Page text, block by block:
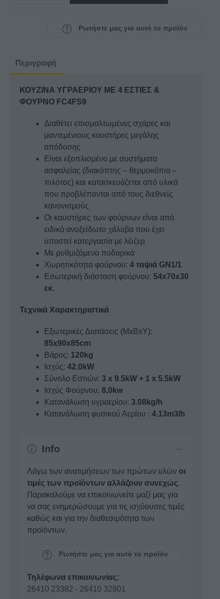
ΦΟΥΡΝΟ
SERGAS
ποσότητα
Ρωτήστε μας για αυτό το προϊόν
Περιγραφή
ΚΟΥΖΙΝΑ ΥΓΡΑΕΡΙΟΥ ΜΕ 4 ΕΣΤΙΕΣ &
ΦΟΥΡΝΟ FC4FS9
Διαθέτει επισμαλτωμένες σχάρες και
μαντεμένιους καυστήρες μεγάλης
απόδοσης
Είναι εξοπλισμένο με συστήματα
ασφαλείας (διακόπτης – θερμοκόπια –
πιλότος) και κατασκευάζεται από υλικά
που προβλέπονται από τους διεθνείς
κανονισμούς
Οι καυστήρες των φούρνων είναι από
ειδικό ανοξείδωτο χάλυβα που έχει
υποστεί κατεργασία με λέιζερ
Με ρυθμιζόμενα ποδαρικά
Χωρητικότητα φούρνου: 4 ταψιά GN1/1
Εσωτερική διάσταση φούρνου: 54x70x30
εκ.
Τεχνικά Χαρακτηριστικά
Εξωτερικές Διατάσεις (ΜxΒxΥ):
85x90x85cm
Βάρος: 120kg
Ισχύς: 42.0kW
Σύνολο Εστιών: 3 x 9.5kW + 1 x 5.5kW
Ισχύς Φούρνου: 8,0kw
Κατανάλωση υγραερίου: 3.08kg/h
Κατανάλωση φυσικού Αερίου : 4.13m3/h
Info
Λόγω των ανατιμήσεων των πρώτων υλών οι
τιμές των προϊόντων αλλάζουν συνεχώς.
Παρακαλούμε να επικοινωνείτε μαζί μας για
να σας ενημερώσουμε για τις ισχύουσες τιμές
καθώς και για την διαθεσιμότητα των
προϊόντων.
Ρωτήστε μας για αυτό το προϊόν
Τηλέφωνα επικοινωνίας:
26410 23382 - 26410 32801